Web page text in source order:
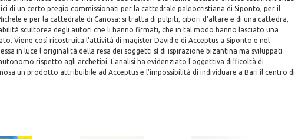
di un certo pregio commissionati per la cattedrale paleocristiana di Siponto, per il
e per la cattedrale di Canosa: si tratta di pulpiti, cibori d'altare e di una cattedra,
scultorea degli autori che li hanno firmati, che in tal modo hanno lasciato una
Viene così ricostruita l'attività di magister David e di Acceptus a Siponto e nel
in luce l'originalità della resa dei soggetti sì di ispirazione bizantina ma sviluppati
rispetto agli archetipi. L'analisi ha evidenziato l'oggettiva difficoltà di
un prodotto attribuibile ad Acceptus e l'impossibilità di individuare a Bari il centro di